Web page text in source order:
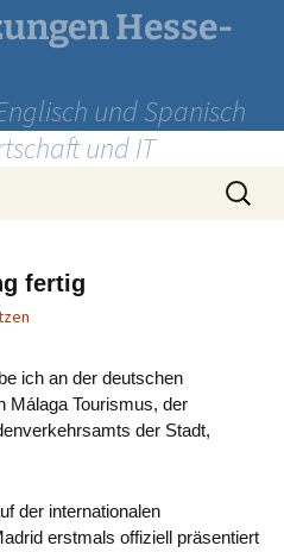
Hesse-
und Spanisch
und IT
Suchen
nach:
fertig
ich an der deutschen
Málaga Tourismus, der
der Stadt,
der internationalen
erstmals offiziell präsentiert